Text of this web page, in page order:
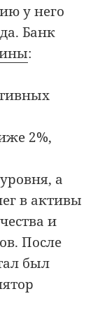
у него
Банк
:
2%,
а
в активы
и
После
был